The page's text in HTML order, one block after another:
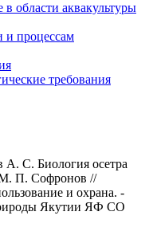
области аквакультуры
и процессам
требования
А. С. Биология осетра
П. Софронов //
и охрана. -
Якутии ЯФ СО